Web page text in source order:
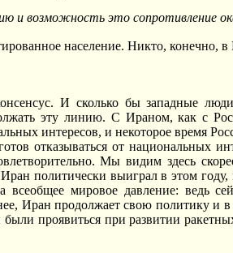
и возможность это сопротивление
население. Никто, конечно,
И сколько бы западные
эту линию. С Ираном, как с
интересов, и некоторое время
отказываться от национальных
Мы видим здесь
политически выиграл в этом году,
мировое давление: ведь
Иран продолжает свою политику и
проявиться при развитии